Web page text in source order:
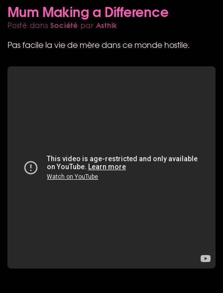
Mum Making a Difference
Posté dansSociété par Asthik
Pas facile la vie de mère dans ce monde hostile.